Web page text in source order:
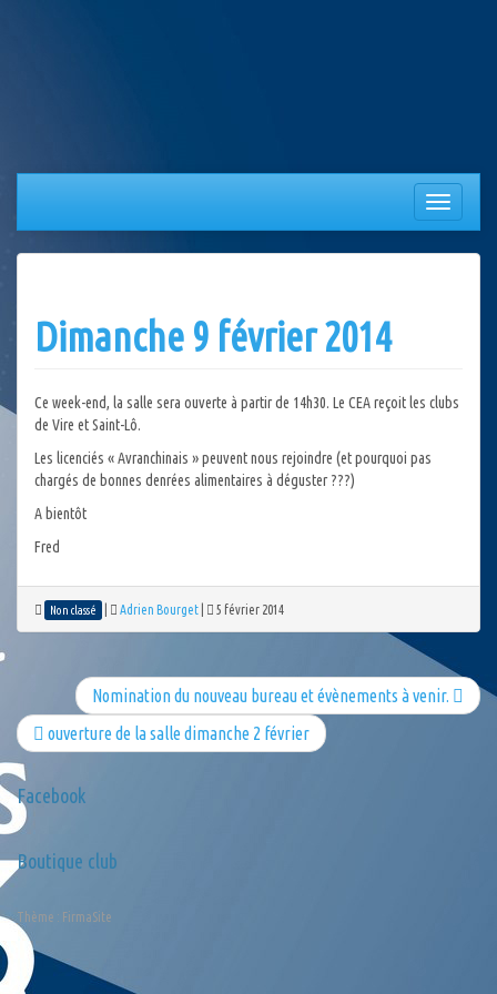
Afficher/
la
Dimanche 9 février 2014
Ce week-end, la salle sera ouverte à partir de 14h30. Le CEA reçoit les clubs
de Vire et Saint-Lô.
Les licenciés « Avranchinais » peuvent nous rejoindre (et pourquoi pas
chargés de bonnes denrées alimentaires à déguster ???)
A bientôt
Fred
Non classé Adrien Bourget 5 février 2014
Nomination du nouveau bureau et évènements à venir.
ouverture de la salle dimanche 2 février
Facebook
Boutique club
Thème : FirmaSite